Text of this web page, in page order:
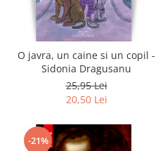
O javra, un caine si un copil -
Sidonia Dragusanu
25,95 Lei
20,50 Lei
-21%